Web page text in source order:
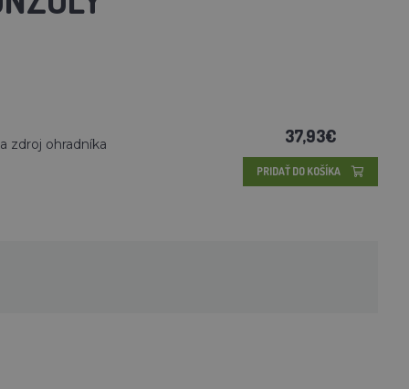
zdroj ohradníka 37,93€
PRIDAŤ DO KOŠÍKA